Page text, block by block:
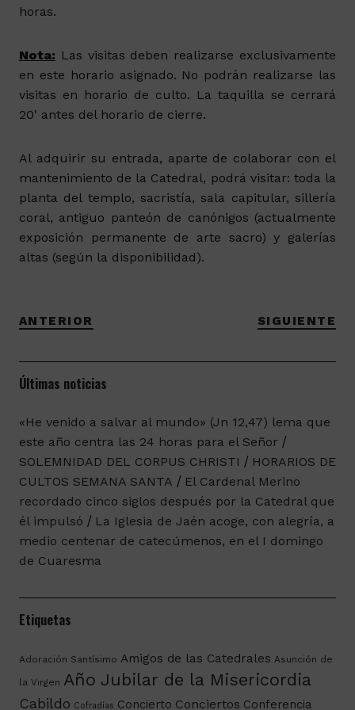
horas.
Nota: Las visitas deben realizarse exclusivamente
en este horario asignado. No podrán realizarse las
visitas en horario de culto. La taquilla se cerrará
20′ antes del horario de cierre.
Al adquirir su entrada, aparte de colaborar con el
mantenimiento de la Catedral, podrá visitar: toda la
planta del templo, sacristía, sala capitular, sillería
coral, antiguo panteón de canónigos (actualmente
exposición permanente de arte sacro) y galerías
altas (según la disponibilidad).
ANTERIOR SIGUIENTE
Últimas noticias
«He venido a salvar al mundo» (Jn 12,47) lema que
este año centra las 24 horas para el Señor
SOLEMNIDAD DEL CORPUS CHRISTI
HORARIOS DE
CULTOS SEMANA SANTA
El Cardenal Merino
recordado cinco siglos después por la Catedral que
él impulsó
La Iglesia de Jaén acoge, con alegría, a
medio centenar de catecúmenos, en el I domingo
de Cuaresma
Etiquetas
Adoración Santísimo Amigos de las Catedrales Asunción de
la Virgen Año Jubilar de la Misericordia
Cabildo Cofradías Concierto Conciertos Conferencia